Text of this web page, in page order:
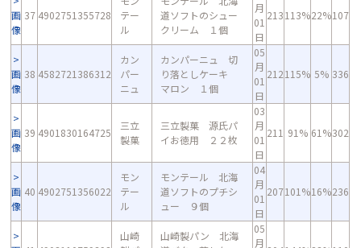
画
像
37 4902751355728
テー
ル
道ソフトのシュー
クリーム １個
月
01
日
213113%22%107
画
像
38 4582721386312
カン
パー
ニュ
カンパーニュ 切
り落としケーキ
マロン １個
05
月
01
日
212115% 5% 336
画
像
39 4901830164725
三立
製菓
三立製菓 源氏パ
イお徳用 ２２枚
03
月
01
日
211 91% 61%302
画
像
40 4902751356022
モン
テー
ル
モンテール 北海
道ソフトのプチシ
ュー ９個
04
月
01
日
207101%16%236
山崎
山崎製パン 北海
05
月